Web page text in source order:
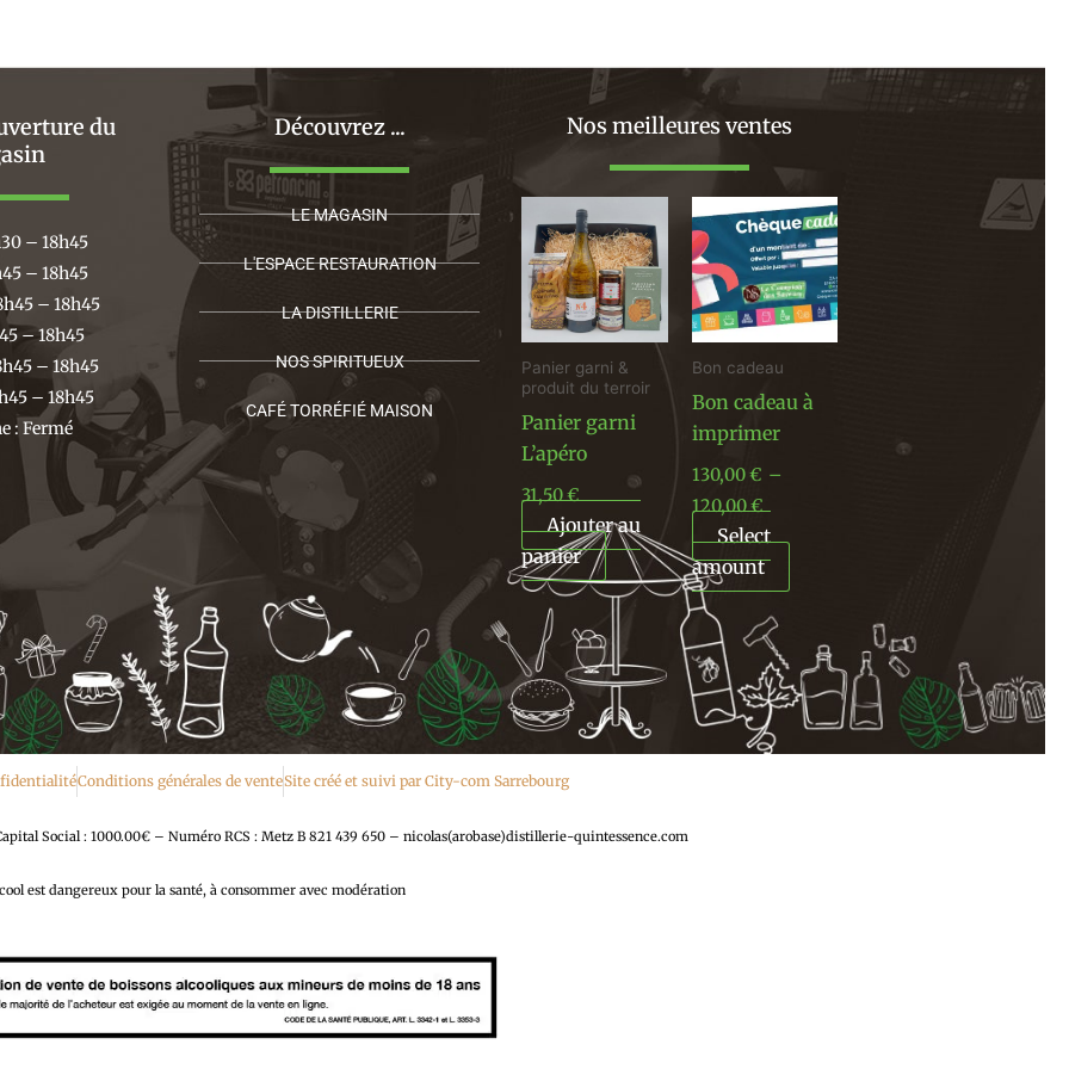
du
– 18h45
– 18h45
– 18h45
– 18h45
– 18h45
– 18h45
: Fermé
Découvrez ...
LE MAGASIN
L'ESPACE RESTAURATION
LA DISTILLERIE
NOS SPIRITUEUX
CAFÉ TORRÉFIÉ MAISON
Nos meilleures ventes
Panier garni &
produit du terroir
Panier garni
L’apéro
31,50€
Ajouter au
panier
Bon cadeau
Bon cadeau à
imprimer
130,00€ –
120,00€
Plage
de
prix :
130,00 €
à
120,00 €
Select
amount
Conditions générales de venteSite créé et suivi par City-com Sarrebourg
Social : 1000.00€ – Numéro RCS : Metz B 821 439 650 – nicolas(arobase)distillerie-quintessence.com
est dangereux pour la santé, à consommer avec modération